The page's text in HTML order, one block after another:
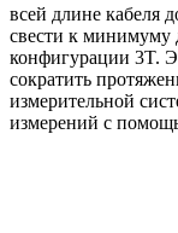
всей длине кабеля
свести к минимуму
конфигурации 3T.
сократить
измерительной
измерений с